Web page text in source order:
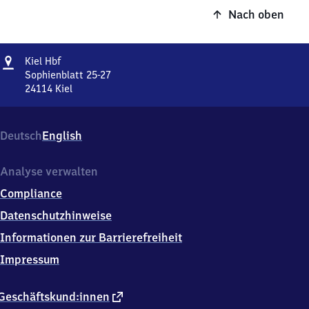
Nach oben
Adresse
Kiel HbfKiel
Hauptbahnhof
Sophienblatt 25-27
24114 Kiel
Sophienblatt
25-
2
1
1
Kiel
DeutschEnglish
externer
Analyse verwalten
Compliance
Datenschutzhinweise
Informationen zur Barrierefreiheit
Impressum